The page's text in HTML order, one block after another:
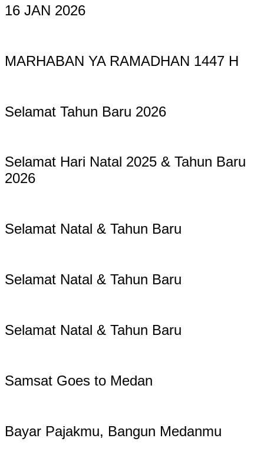
16 JAN 2026
MARHABAN YA RAMADHAN 1447 H
Selamat Tahun Baru 2026
Selamat Hari Natal 2025 & Tahun Baru
2026
Selamat Natal & Tahun Baru
Selamat Natal & Tahun Baru
Selamat Natal & Tahun Baru
Samsat Goes to Medan
Bayar Pajakmu, Bangun Medanmu